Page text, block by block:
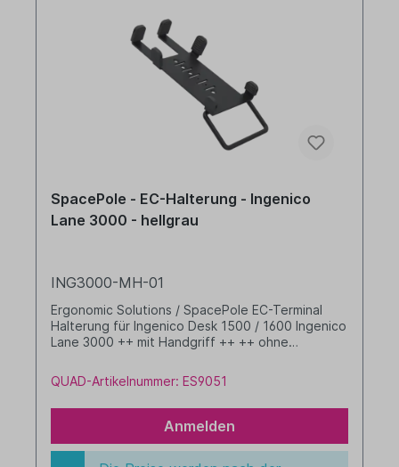
SpacePole - EC-Halterung - Ingenico
Lane 3000 - hellgrau
ING3000-MH-01
Ergonomic Solutions / SpacePole EC-Terminal
Halterung für Ingenico Desk 1500 / 1600 Ingenico
Lane 3000 ++ mit Handgriff ++ ++ ohne
QUAD-Artikelnummer: ES9051
Anmelden